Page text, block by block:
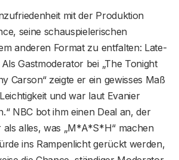
mit der Produktion
seine schauspielerischen
anderen Format zu entfalten: Late-
Gastmoderator bei „The Tonight
Carson“ zeigte er ein gewisses Maß
und war laut Evanier
NBC bot ihm einen Deal an, der
alles, was „M*A*S*H“ machen
ins Rampenlicht gerückt werden,